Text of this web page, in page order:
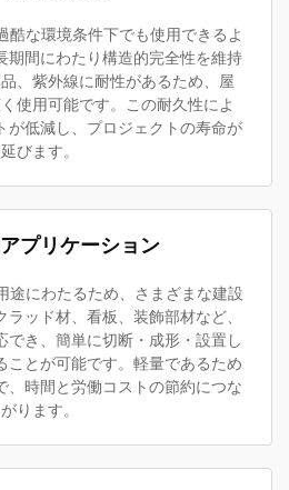
酷な環境条件下でも使用できるよ
期間にわたり構造的完全性を維持
、紫外線に耐性があるため、屋
使用可能です。この耐久性によ
が低減し、プロジェクトの寿命が
延びます。
プリケーション
途にわたるため、さまざまな建設
ッド材、看板、装飾部材など、
でき、簡単に切断・成形・設置し
ことが可能です。軽量であるため
、時間と労働コストの節約につな
がります。